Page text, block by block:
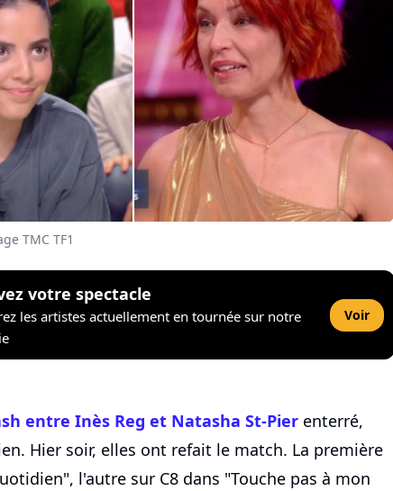
TMC TF1
votre spectacle
les artistes actuellement en tournée sur notre
Voir
entre Inès Reg et Natasha St-Pier enterré,
Hier soir, elles ont refait le match. La première
l'autre sur C8 dans "Touche pas à mon